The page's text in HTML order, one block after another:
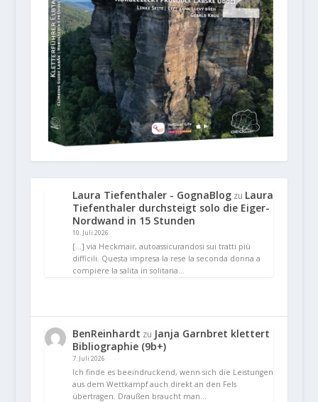
Laura Tiefenthaler - GognaBlogzu Laura
Tiefenthaler durchsteigt solo die Eiger-
Nordwand in 15 Stunden
10. Juli 2026
[…] via Heckmair, autoassicurandosi sui tratti più
difficili. Questa impresa la rese la seconda donna a
compiere la salita in solitaria…
BenReinhardt zu Janja Garnbret klettert
Bibliographie (9b+)
7. Juli 2026
Ich finde es beeindruckend, wenn sich die Leistungen
aus dem Wettkampf auch direkt an den Fels
übertragen. Draußen braucht man…